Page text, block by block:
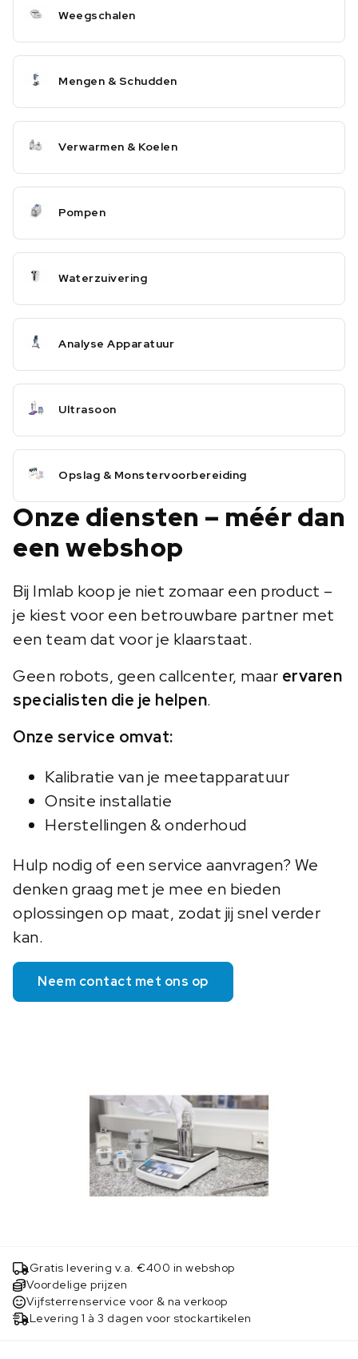
Weegschalen
Mengen & Schudden
Verwarmen & Koelen
Pompen
Waterzuivering
Analyse Apparatuur
Ultrasoon
Opslag & Monstervoorbereiding
Onze diensten – méér dan
een webshop
Bij Imlab koop je niet zomaar een product –
je kiest voor een betrouwbare partner met
een team dat voor je klaarstaat.
Geen robots, geen callcenter, maar ervaren
specialisten die je helpen.
Onze service omvat:
Kalibratie van je meetapparatuur
Onsite installatie
Herstellingen & onderhoud
Hulp nodig of een service aanvragen? We
denken graag met je mee en bieden
oplossingen op maat, zodat jij snel verder
kan.
Neem contact met ons op
Gratis levering v.a. €400 in webshop
Voordelige prijzen
Vijfsterrenservice voor & na verkoop
Levering 1 à 3 dagen voor stockartikelen